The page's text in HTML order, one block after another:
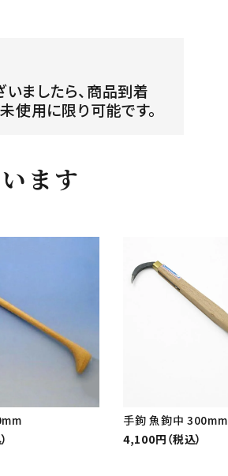
ましたら、商品到着
使用に限り可能です。
ます
手鉤 魚鉤中 300mm
4,100円（税込）